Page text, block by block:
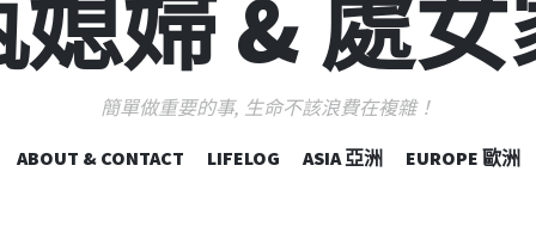
婦 & 處
簡單做重要的事, 生命不該浪費在複雜！
跳
ABOUT & CONTACT LIFELOG ASIA 亞洲 EUROPE 歐洲